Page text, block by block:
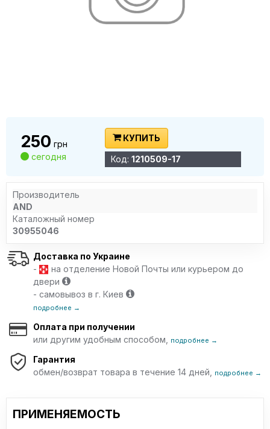
250 грн
сегодня
КУПИТЬ
Код: 1210509-17
Производитель
AND
Каталожный номер
30955046
Доставка по Украине
-
на отделение Новой Почты или курьером до
двери
- самовывоз в г. Киев
подробнее →
Оплата при получении
или другим удобным способом,
подробнее →
Гарантия
обмен/возврат товара в течение 14 дней,
подробнее →
ПРИМЕНЯЕМОСТЬ